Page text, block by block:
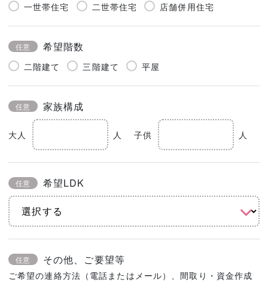
一世帯住宅 二世帯住宅 店舗併用住宅
任意 希望階数
二階建て 三階建て 平屋
任意 家族構成
大人 人 子供 人
任意 希望LDK
任意 その他、ご要望等
ご希望の連絡方法（電話またはメール）、間取り・資金作成